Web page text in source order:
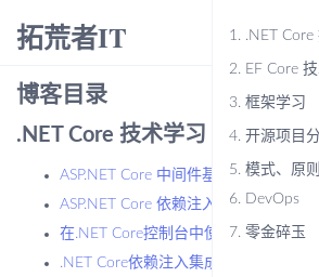
拓荒者IT
博客目录
.NET Core 技术学习
ASP.NET Core 中间件基本用法
ASP.NET Core 依赖注入基本用法
在.NET Core控制台中使用依赖注入
.NET Core依赖注入集成Dynamic Proxy
1. .NET Core
2. EF Core
3. 框架学习
4. 开源项目
5. 模式、原
6. DevOps
7. 零金碎玉